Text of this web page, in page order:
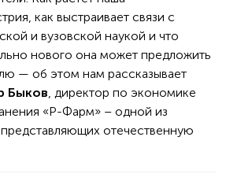
как выстраивает связи с
и вузовской наукой и что
нового она может предложить
— об этом нам рассказывает
Быков , директор по экономике
«Р-Фарм» – одной из
отечественную